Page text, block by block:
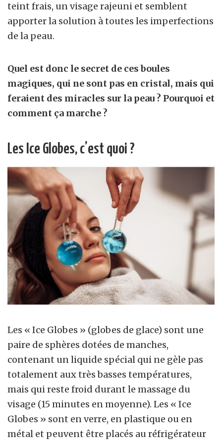
teint frais, un visage rajeuni et semblent
apporter la solution à toutes les imperfections
de la peau.
Quel est donc le secret de ces boules
magiques, qui ne sont pas en cristal, mais qui
feraient des miracles sur la peau ? Pourquoi et
comment ça marche ?
Les Ice Globes, c’est quoi ?
Les « Ice Globes » (globes de glace) sont une
paire de sphères dotées de manches,
contenant un liquide spécial qui ne gèle pas
totalement aux très basses températures,
mais qui reste froid durant le massage du
visage (15 minutes en moyenne). Les « Ice
Globes » sont en verre, en plastique ou en
métal et peuvent être placés au réfrigérateur